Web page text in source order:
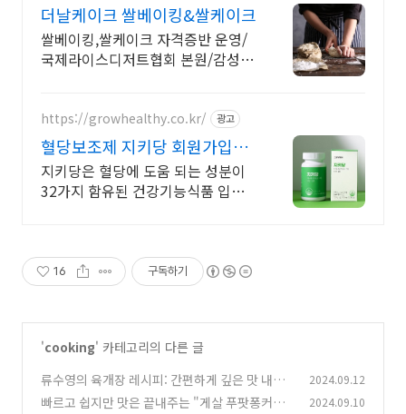
더날케이크 쌀베이킹&쌀케이크
쌀베이킹,쌀케이크 자격증반 운영/
국제라이스디저트협회 본원/감성쌀
https://growhealthy.co.kr/ 광고
혈당보조제 지키당 회원가입
7,000원 쿠폰
지키당은 혈당에 도움 되는 성분이
32가지 함유된 건강기능식품 입니
16 구독하기
'cooking' 카테고리의 다른 글
류수영의 육개장 레시피: 간편하게 깊은 맛 내는
비법 공개!
(2)
2024.09.12
빠르고 쉽지만 맛은 끝내주는 "게살 푸팟퐁커리" 2024.09.10